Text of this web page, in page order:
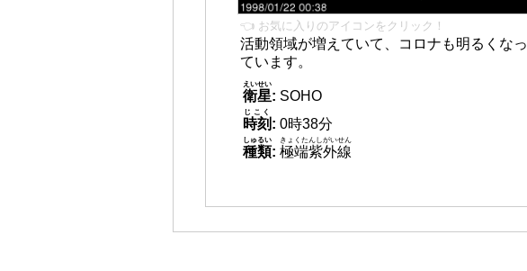
👈 お気に入りのアイコンをクリック！
活動領域が増えていて、コロナも明るくなっ
ています。
衛星
えいせい
: SOHO
時刻
じこく
: 0時38分
種類
しゅるい
: 極端紫外線
きょくたんしがいせん